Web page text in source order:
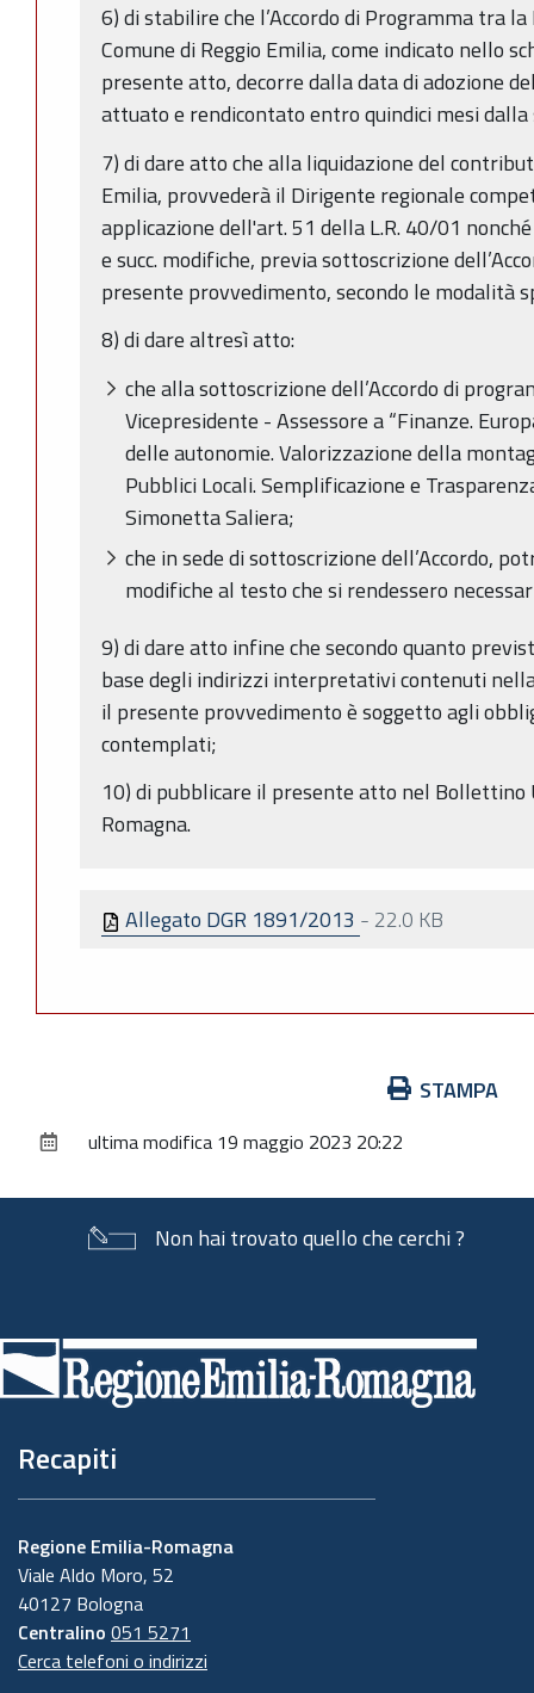
6) di stabilire che l’Accordo di Programma tra
Comune di Reggio Emilia, come indicato nello
presente atto, decorre dalla data di adozione
attuato e rendicontato entro quindici mesi
7) di dare atto che alla liquidazione del
Emilia, provvederà il Dirigente regionale
applicazione dell'art. 51 della L.R. 40/01
e succ. modifiche, previa sottoscrizione
presente provvedimento, secondo le modalità
8) di dare altresì atto:
che alla sottoscrizione dell’Accordo di
Vicepresidente - Assessore a “Finanze.
delle autonomie. Valorizzazione della
Pubblici Locali. Semplificazione e
Simonetta Saliera;
che in sede di sottoscrizione dell’Accordo,
modifiche al testo che si rendessero
9) di dare atto infine che secondo quanto
base degli indirizzi interpretativi contenuti
il presente provvedimento è soggetto agli
contemplati;
10) di pubblicare il presente atto nel
Romagna.
Allegato DGR 1891/2013 - 22.0 KB
documento
STAMPA
ultima modifica 19 maggio 2023 20:22
Non hai trovato quello che cerchi ?
di
pagina
Recapiti
Regione Emilia-Romagna
Viale Aldo Moro, 52
40127 Bologna
Centralino 051 5271
Cerca telefoni o indirizzi